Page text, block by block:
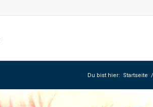
Du bist hier: Startseite /